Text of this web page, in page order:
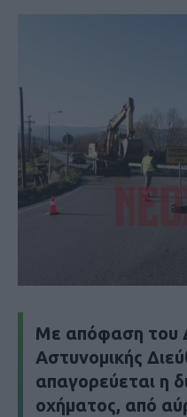
Με απόφαση του
Αστυνομικής
απαγορεύεται η
οχήματος, από